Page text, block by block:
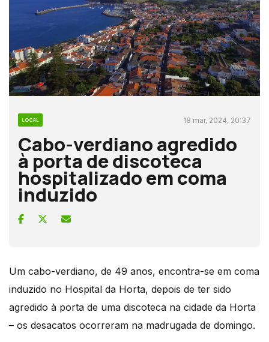
LOCAL 18 mar, 2024, 20:37
Cabo-verdiano agredido
à porta de discoteca
hospitalizado em coma
induzido
Um cabo-verdiano, de 49 anos, encontra-se em coma
induzido no Hospital da Horta, depois de ter sido
agredido à porta de uma discoteca na cidade da Horta
– os desacatos ocorreram na madrugada de domingo.